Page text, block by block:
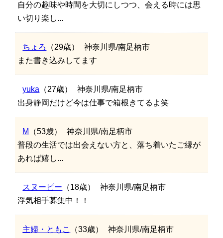
自分の趣味や時間を大切にしつつ、会える時には思
い切り楽し...
ちょろ （29歳）
神奈川県/南足柄市
また書き込みしてます
yuka （27歳）
神奈川県/南足柄市
出身静岡だけど今は仕事で箱根きてるよ笑
M （53歳）
神奈川県/南足柄市
普段の生活では出会えない方と、落ち着いたご縁が
あれば嬉し...
スヌーピー （18歳）
神奈川県/南足柄市
浮気相手募集中！！
主婦・ともこ （33歳）
神奈川県/南足柄市